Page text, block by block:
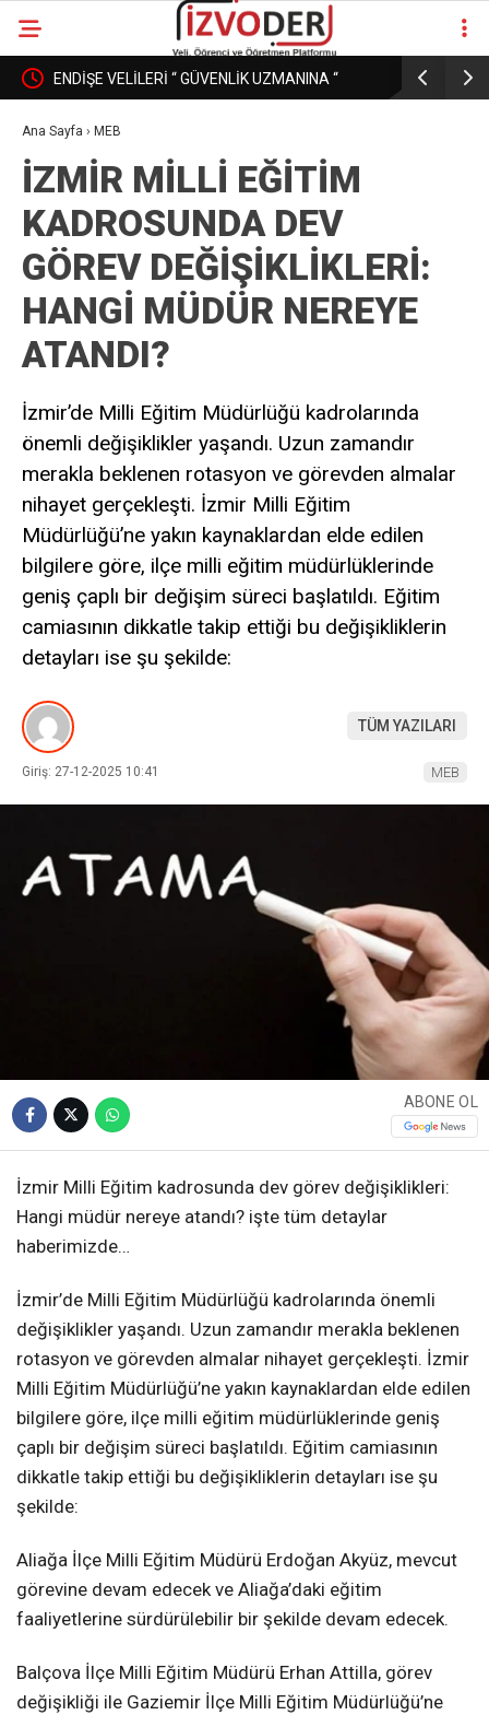
ENDİŞE VELİLERİ “ GÜVENLİK UZMANINA “
DÖNÜŞÜRKEN
EĞİTİM
Ana Sayfa › MEB
İZMİR MİLLİ EĞİTİM
KADROSUNDA DEV
GÖREV DEĞİŞİKLİKLERİ:
HANGİ MÜDÜR NEREYE
ATANDI?
İzmir’de Milli Eğitim Müdürlüğü kadrolarında
önemli değişiklikler yaşandı. Uzun zamandır
merakla beklenen rotasyon ve görevden almalar
nihayet gerçekleşti. İzmir Milli Eğitim
Müdürlüğü’ne yakın kaynaklardan elde edilen
bilgilere göre, ilçe milli eğitim müdürlüklerinde
geniş çaplı bir değişim süreci başlatıldı. Eğitim
camiasının dikkatle takip ettiği bu değişikliklerin
detayları ise şu şekilde:
TÜM YAZILARI
Giriş: 27-12-2025 10:41 MEB
ABONE OL
İzmir Milli Eğitim kadrosunda dev görev değişiklikleri:
Hangi müdür nereye atandı? işte tüm detaylar
haberimizde…
İzmir’de Milli Eğitim Müdürlüğü kadrolarında önemli
değişiklikler yaşandı. Uzun zamandır merakla beklenen
rotasyon ve görevden almalar nihayet gerçekleşti. İzmir
Milli Eğitim Müdürlüğü’ne yakın kaynaklardan elde edilen
bilgilere göre, ilçe milli eğitim müdürlüklerinde geniş
çaplı bir değişim süreci başlatıldı. Eğitim camiasının
dikkatle takip ettiği bu değişikliklerin detayları ise şu
şekilde:
Aliağa İlçe Milli Eğitim Müdürü Erdoğan Akyüz, mevcut
görevine devam edecek ve Aliağa’daki eğitim
faaliyetlerine sürdürülebilir bir şekilde devam edecek.
Balçova İlçe Milli Eğitim Müdürü Erhan Attilla, görev
değişikliği ile Gaziemir İlçe Milli Eğitim Müdürlüğü’ne